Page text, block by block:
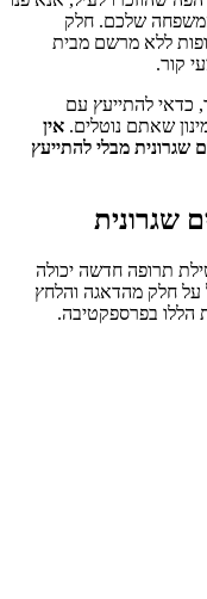
המשפחה שלכם. חלק
ללא מרשם מבית
קור.
כדאי להתייעץ עם
שאתם נוטלים. אין
שגרונית מבלי להתייעץ
שגרונית
תרופה חדשה יכולה
על חלק מהדאגה והלחץ
הללו בפרספקטיבה.